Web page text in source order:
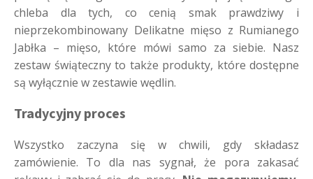
chleba dla tych, co cenią smak prawdziwy i
nieprzekombinowany Delikatne mięso z Rumianego
Jabłka – mięso, które mówi samo za siebie. Nasz
zestaw świąteczny to także produkty, które dostępne
są wyłącznie w zestawie wędlin.
Tradycyjny proces
Wszystko zaczyna się w chwili, gdy składasz
zamówienie. To dla nas sygnał, że pora zakasać